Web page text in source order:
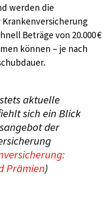
werden die
Beträge von 20.000 €
können – je nach
aktuelle
sich ein Blick
der
Prämien)